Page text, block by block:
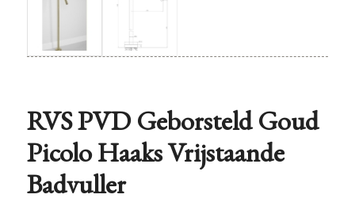
RVS PVD Geborsteld Goud
Picolo Haaks Vrijstaande
Badvuller